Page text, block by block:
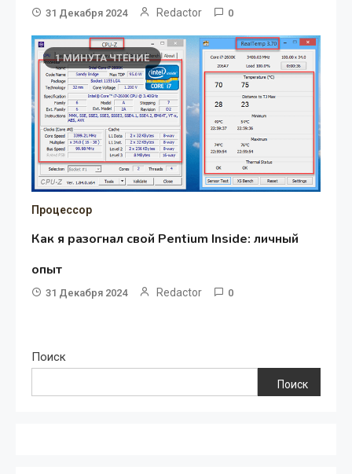
31 Декабря 2024 Redactor 0
1 МИНУТА ЧТЕНИЕ
Процессор
Как я разогнал свой Pentium Inside: личный
опыт
31 Декабря 2024 Redactor 0
Поиск
Поиск